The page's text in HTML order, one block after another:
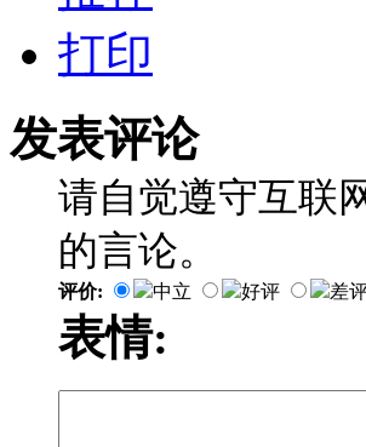
打印
发表评论
请自觉遵守互联
的言论。
评价: 中立 好评 差
表情: